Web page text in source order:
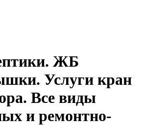
ЖБ
Услуги кран
Все виды
и ремонтно-